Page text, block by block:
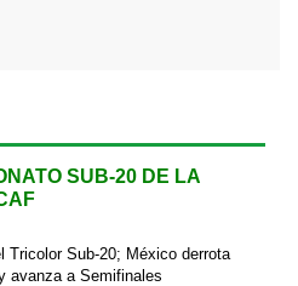
SUB-20 DE LA
Tricolor Sub-20; México derrota
avanza a Semifinales